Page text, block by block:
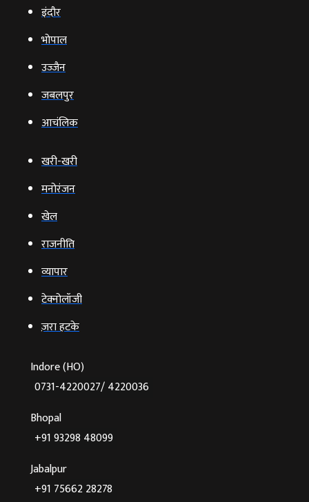
इंदौर
भोपाल
उज्‍जैन
जबलपुर
आचंलिक
खरी-खरी
मनोरंजन
खेल
राजनीति
व्‍यापार
टेक्‍नोलॉजी
ज़रा हटके
Indore (HO)
0731-4220027/ 4220036
Bhopal
+91 93298 48099
Jabalpur
+91 75662 28278